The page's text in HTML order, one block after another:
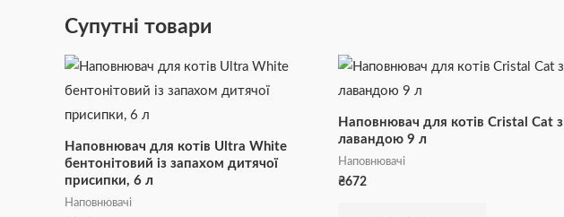
Супутні товари
Наповнювач для котів Ultra White
бентонітовий із запахом дитячої
присипки, 6 л
Наповнювачі
Наповнювач для котів Cristal Cat з
лавандою 9 л
Наповнювачі
₴672